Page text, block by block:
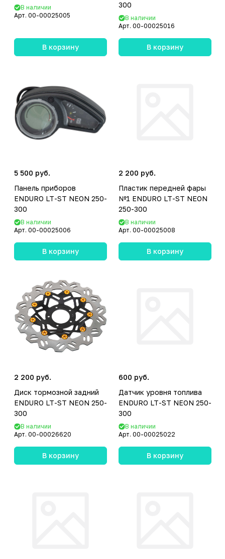
В наличии
Арт. 00-00025005
В корзину
300
В наличии
Арт. 00-00025016
В корзину
5 500 руб.
Панель приборов
ENDURO LT-ST NEON 250-
300
В наличии
Арт. 00-00025006
В корзину
2 200 руб.
Пластик передней фары
№1 ENDURO LT-ST NEON
250-300
В наличии
Арт. 00-00025008
В корзину
2 200 руб.
Диск тормозной задний
ENDURO LT-ST NEON 250-
300
В наличии
Арт. 00-00026620
В корзину
600 руб.
Датчик уровня топлива
ENDURO LT-ST NEON 250-
300
В наличии
Арт. 00-00025022
В корзину